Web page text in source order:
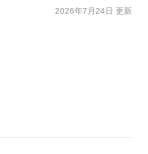
2026年7月24日 更新